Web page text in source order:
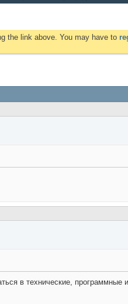
the link above. You may have to
в технические, программные